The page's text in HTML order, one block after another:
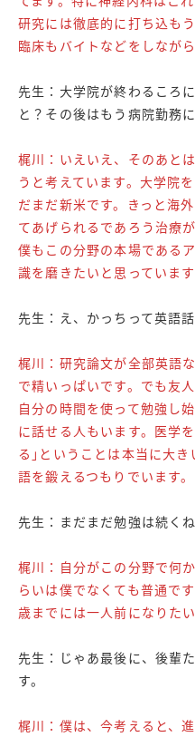
研究には徹底的に打ち込も
臨床もバイトなどをしなが
先生：大学院が終わるころ
と？その後はもう病院勤務
梶川：いえいえ、そのあと
うと考えています。大学院
だまだ新米です。きっと海
てあげられるであろう治療
僕もこの分野の本場である
識を磨きたいと思っています
先生：え、かっちって英語
梶川：研究論文が全部英語
で精いっぱいです。でも友
自分の時間を使って勉強し
に話せる人もいます。医学
る｣ということは本当に大
語を鍛えるつもりでいます。
先生：まだまだ勉強は続く
梶川：自分がこの分野で何
らいは僕でなくても普通で
歳までには一人前になりたい
先生：じゃあ最後に、後輩
す。
梶川：僕は、今考えると、